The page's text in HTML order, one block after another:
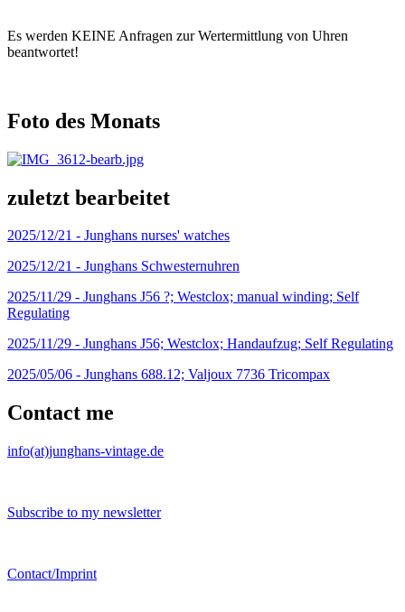
Es werden KEINE Anfragen zur Wertermittlung von Uhren
beantwortet!
Foto des Monats
zuletzt bearbeitet
2025/12/21 - Junghans nurses' watches
2025/12/21 - Junghans Schwesternuhren
2025/11/29 - Junghans J56 ?; Westclox; manual winding; Self
Regulating
2025/11/29 - Junghans J56; Westclox; Handaufzug; Self Regulating
2025/05/06 - Junghans 688.12; Valjoux 7736 Tricompax
Contact me
info(at)junghans-vintage.de
Subscribe to my newsletter
Contact/Imprint